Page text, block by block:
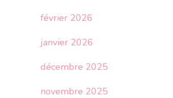
février 2026
janvier 2026
décembre 2025
novembre 2025